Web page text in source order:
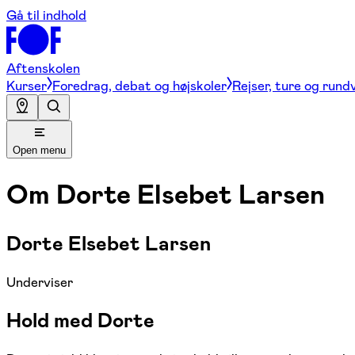
Gå til indhold
Aftenskolen
Kurser Foredrag, debat og højskoler Rejser, ture og
Open menu
Om Dorte Elsebet Larsen
Dorte Elsebet Larsen
Underviser
Hold med Dorte